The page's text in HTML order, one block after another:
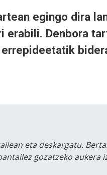
egingo dira
erabili. Denbora
eta deskargatu.
gozatzeko aukera